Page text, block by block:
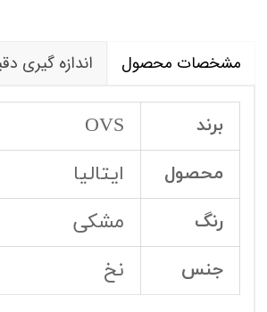
مشخصات محصول اندازه گیری
برند OVS
محصول ایتالیا
رنگ مشکی
جنس نخ